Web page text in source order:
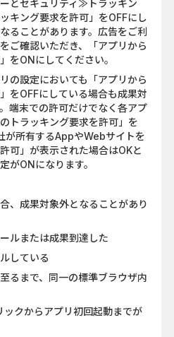
とセキュリティ≫トラッキン
キング要求を許可」をOFFにし
ることがあります。広告をご利
ご確認いただき、「アプリから
をONにしてください。
の設定においても「アプリから
をOFFにしている場合も成果対
端末での許可だけでなく各アプ
トラッキング要求を許可」を
が所有するAppやWebサイトを
可」が表示された場合はOKと
がONになります。
、成果対象外となることがあり
ルまたは成果到達した
している
るまで、同一の標準ブラウザ内
ックからアプリ初回起動までが